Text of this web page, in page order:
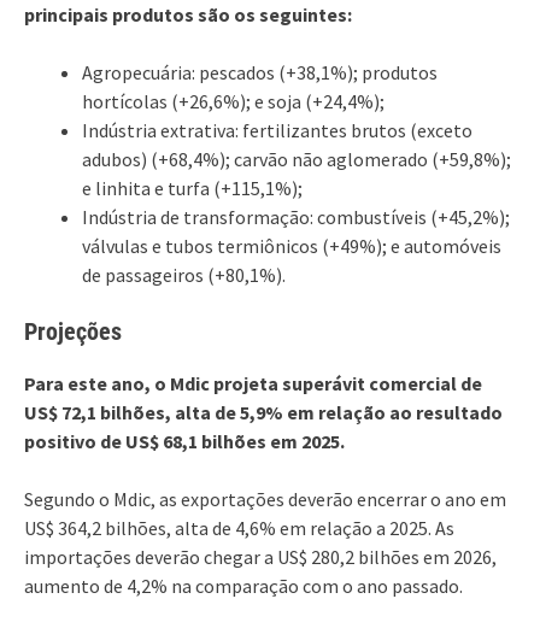
principais produtos são os seguintes:
Agropecuária: pescados (+38,1%); produtos
hortícolas (+26,6%); e soja (+24,4%);
Indústria extrativa: fertilizantes brutos (exceto
adubos) (+68,4%); carvão não aglomerado (+59,8%);
e linhita e turfa (+115,1%);
Indústria de transformação: combustíveis (+45,2%);
válvulas e tubos termiônicos (+49%); e automóveis
de passageiros (+80,1%).
Projeções
Para este ano, o Mdic projeta superávit comercial de
US$ 72,1 bilhões, alta de 5,9% em relação ao resultado
positivo de US$ 68,1 bilhões em 2025.
Segundo o Mdic, as exportações deverão encerrar o ano em
US$ 364,2 bilhões, alta de 4,6% em relação a 2025. As
importações deverão chegar a US$ 280,2 bilhões em 2026,
aumento de 4,2% na comparação com o ano passado.